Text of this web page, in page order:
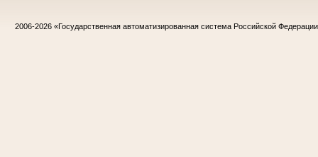
2006-2026 «Государственная автоматизированная система Российской